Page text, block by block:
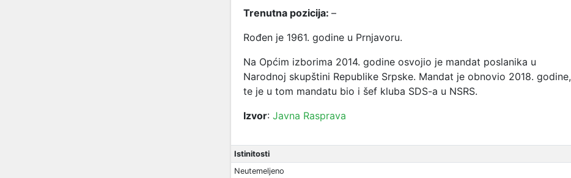
Trenutna pozicija: –
Rođen je 1961. godine u Prnjavoru.
Na Općim izborima 2014. godine osvojio je mandat poslanika u
Narodnoj skupštini Republike Srpske. Mandat je obnovio 2018. godine,
te je u tom mandatu bio i šef kluba SDS-a u NSRS.
Izvor: Javna Rasprava
Istinitosti
Neutemeljeno